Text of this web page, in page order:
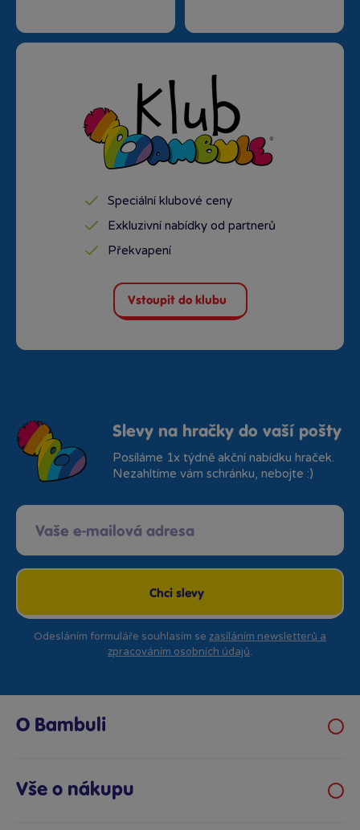
Speciální klubové ceny
Exkluzivní nabídky od partnerů
Překvapení
Vstoupit do klubu
Slevy na hračky do vaší pošty
Posíláme 1x týdně akční nabídku hraček.
Nezahltíme vám schránku, nebojte :)
Chci slevy
Odesláním formuláře souhlasím se zasíláním newsletterů a
zpracováním osobních údajů.
O Bambuli
Prodejny Bambule
Vše o nákupu